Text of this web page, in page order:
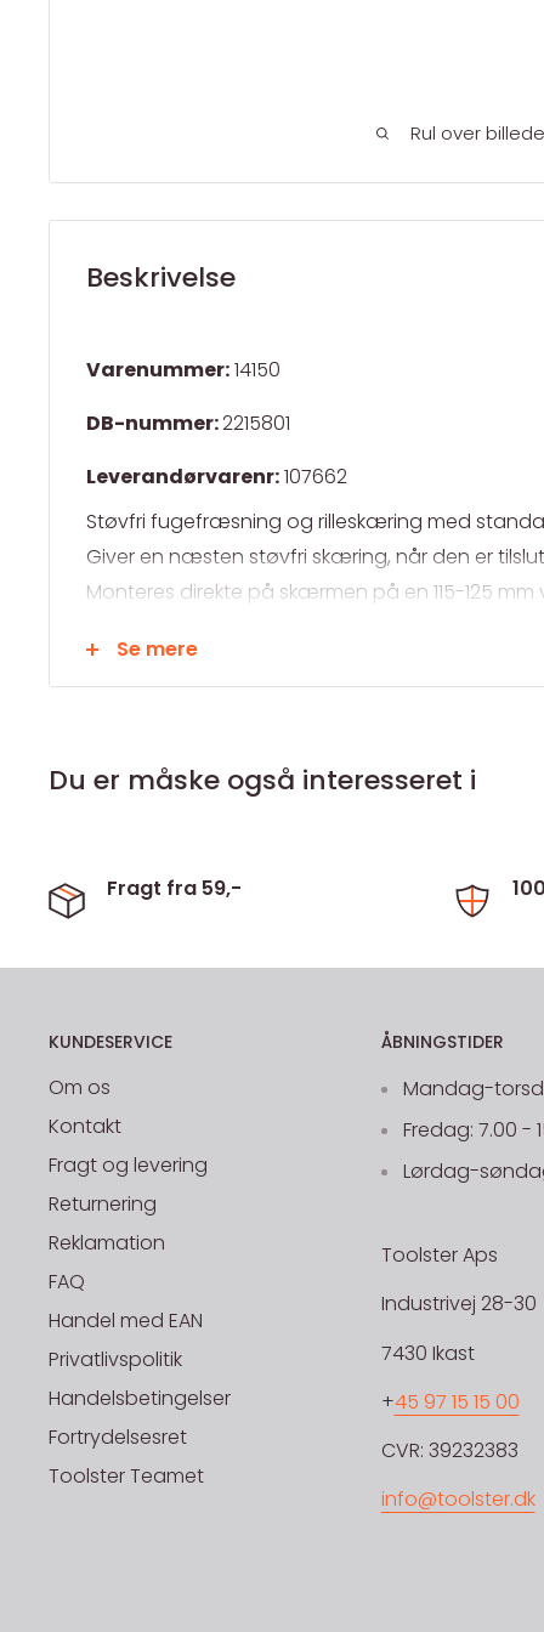
Rul over
Beskrivelse
Varenummer:14150
DB-nummer:2215801
Leverandørvarenr:107662
Støvfri fugefræsning og rilleskæring med
Giver en næsten støvfri skæring, når den er
Monteres direkte på skærmen på en 115-125 mm
Justerbar skæredybde uden brug af værktøj
Let at montere og tage i brug
Godt udsyn til skæreskiven
Passer til de fleste 115 / 125 mm
Se mere
Du er måske også interesseret i
Fragt fra 59,-
KUNDESERVICE
Om os
Kontakt
Fragt og levering
Returnering
Reklamation
FAQ
Handel med EAN
Privatlivspolitik
Handelsbetingelser
Fortrydelsesret
Toolster Teamet
ÅBNINGSTIDER
Mandag-
Fredag: 7.00 -
Lørdag-
Toolster Aps
Industrivej 28-30
7430 Ikast
+45 97 15 15 00
CVR: 39232383
info@toolster.dk